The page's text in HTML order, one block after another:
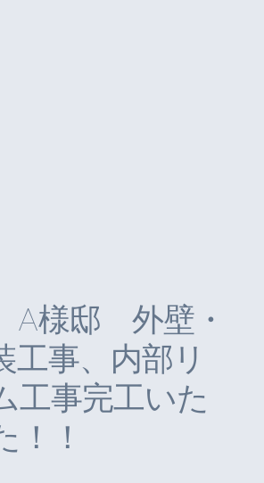
様邸 外壁・
工事、内部リ
工事完工いた
！！